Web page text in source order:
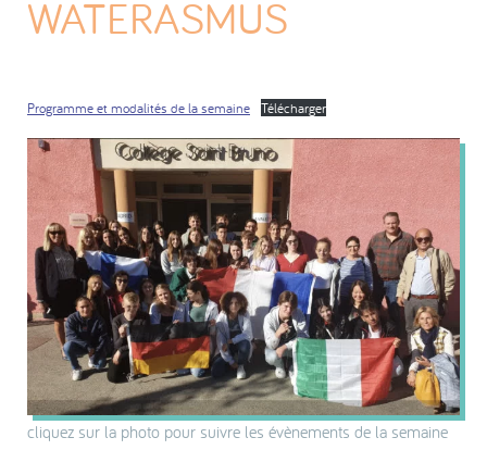
WATERASMUS
Programme et modalités de la semaine Télécharger
cliquez sur la photo pour suivre les évènements de la semaine